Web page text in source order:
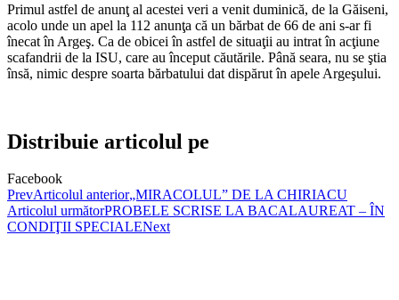
Primul astfel de anunţ al acestei veri a venit duminică, de la Găiseni,
acolo unde un apel la 112 anunţa că un bărbat de 66 de ani s-ar fi
înecat în Argeş. Ca de obicei în astfel de situaţii au intrat în acţiune
scafandrii de la ISU, care au început căutările. Până seara, nu se ştia
însă, nimic despre soarta bărbatului dat dispărut în apele Argeşului.
Distribuie articolul pe
Facebook
PrevArticolul anterior„MIRACOLUL” DE LA CHIRIACU
Articolul următorPROBELE SCRISE LA BACALAUREAT – ÎN
CONDIŢII SPECIALENext